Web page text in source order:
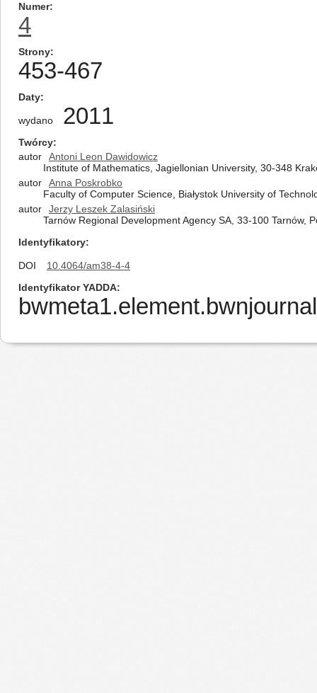
Numer
4
Strony
453-467
Daty
wydano 2011
Twórcy
autor
Antoni Leon Dawidowicz
Institute of Mathematics, Jagiellonian University, 30-348
autor
Anna Poskrobko
Faculty of Computer Science, Białystok University of
autor
Jerzy Leszek Zalasiński
Tarnów Regional Development Agency SA, 33-100 Tarnów,
Identyfikatory
DOI
10.4064/am38-4-4
Identyfikator YADDA